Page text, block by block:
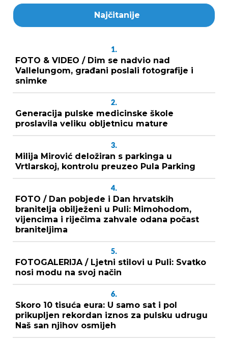
Najčitanije
1.
FOTO & VIDEO / Dim se nadvio nad
Vallelungom, građani poslali fotografije i
snimke
2.
Generacija pulske medicinske škole
proslavila veliku obljetnicu mature
3.
Milija Mirović deložiran s parkinga u
Vrtlarskoj, kontrolu preuzeo Pula Parking
4.
FOTO / Dan pobjede i Dan hrvatskih
branitelja obilježeni u Puli: Mimohodom,
vijencima i riječima zahvale odana počast
braniteljima
5.
FOTOGALERIJA / Ljetni stilovi u Puli: Svatko
nosi modu na svoj način
6.
Skoro 10 tisuća eura: U samo sat i pol
prikupljen rekordan iznos za pulsku udrugu
Naš san njihov osmijeh